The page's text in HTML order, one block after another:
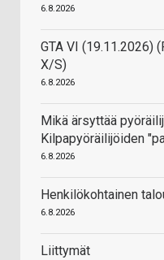
6.8.2026
GTA VI (19.11.2026)
X/S)
6.8.2026
Mikä ärsyttää
Kilpapyöräilijöiden
6.8.2026
Henkilökohtainen
6.8.2026
Liittymät